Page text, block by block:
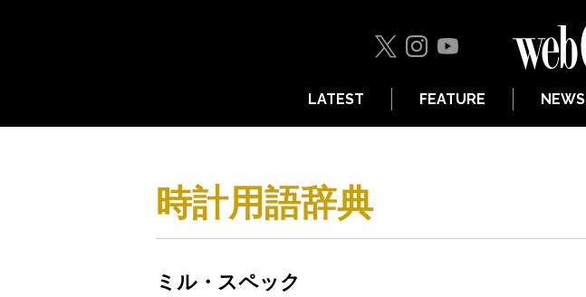
LATEST FEATURE NEWS
時計用語辞典
ミル・スペック